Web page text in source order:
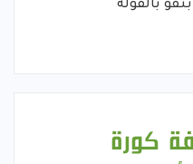
بنقو بالفولة